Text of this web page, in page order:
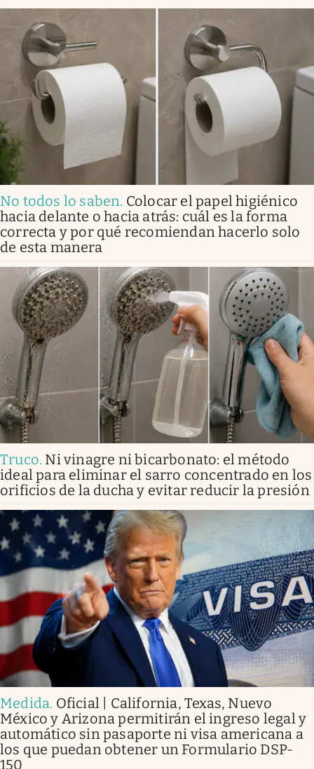
No todos lo saben. Colocar el papel higiénico
hacia delante o hacia atrás: cuál es la forma
correcta y por qué recomiendan hacerlo solo
de esta manera
Truco. Ni vinagre ni bicarbonato: el método
ideal para eliminar el sarro concentrado en los
orificios de la ducha y evitar reducir la presión
Medida. Oficial | California, Texas, Nuevo
México y Arizona permitirán el ingreso legal y
automático sin pasaporte ni visa americana a
los que puedan obtener un Formulario DSP-
150